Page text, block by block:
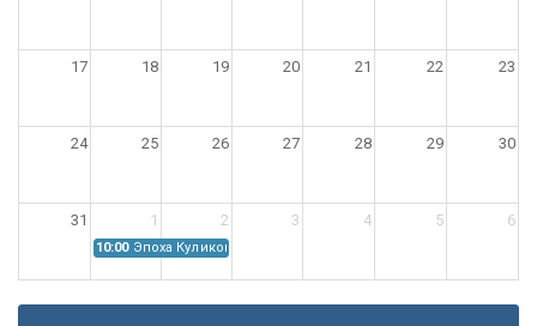
17 18 19 20 21 22 23
24 25 26 27 28 29 30
31 1 2 3 4 5 6
10:00 Эпоха Куликовской битвы: Проблемы источниковедения